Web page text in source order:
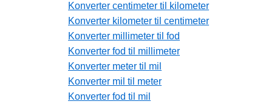
Konverter centimeter til kilometer
Konverter kilometer til centimeter
Konverter millimeter til fod
Konverter fod til millimeter
Konverter meter til mil
Konverter mil til meter
Konverter fod til mil